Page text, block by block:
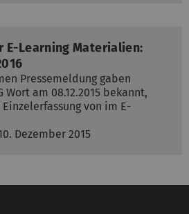
E-Learning Materialien:
Pressemeldung gaben
Wort am 08.12.2015 bekannt,
von im E-
Dezember 2015